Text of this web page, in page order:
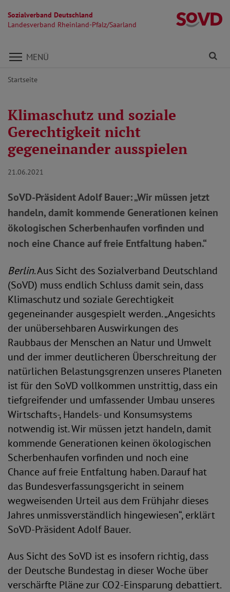
Sozialverband Deutschland
Landesverband Rheinland-Pfalz/Saarland
Direkt zu den Inhalten springen
MENÜ
Startseite
Klimaschutz und soziale
Gerechtigkeit nicht
gegeneinander ausspielen
21.06.2021
SoVD-Präsident Adolf Bauer: „Wir müssen jetzt
handeln, damit kommende Generationen keinen
ökologischen Scherbenhaufen vorfinden und
noch eine Chance auf freie Entfaltung haben.“
Berlin. Aus Sicht des Sozialverband Deutschland
(SoVD) muss endlich Schluss damit sein, dass
Klimaschutz und soziale Gerechtigkeit
gegeneinander ausgespielt werden. „Angesichts
der unübersehbaren Auswirkungen des
Raubbaus der Menschen an Natur und Umwelt
und der immer deutlicheren Überschreitung der
natürlichen Belastungsgrenzen unseres Planeten
ist für den SoVD vollkommen unstrittig, dass ein
tiefgreifender und umfassender Umbau unseres
Wirtschafts-, Handels- und Konsumsystems
notwendig ist. Wir müssen jetzt handeln, damit
kommende Generationen keinen ökologischen
Scherbenhaufen vorfinden und noch eine
Chance auf freie Entfaltung haben. Darauf hat
das Bundesverfassungsgericht in seinem
wegweisenden Urteil aus dem Frühjahr dieses
Jahres unmissverständlich hingewiesen“, erklärt
SoVD-Präsident Adolf Bauer.
Aus Sicht des SoVD ist es insofern richtig, dass
der Deutsche Bundestag in dieser Woche über
verschärfte Pläne zur CO2-Einsparung debattiert.